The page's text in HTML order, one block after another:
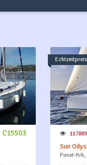
C15503 117889
Sun
Punat-